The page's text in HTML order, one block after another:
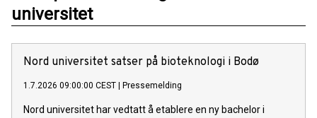
universitet
Nord universitet satser på bioteknologi i Bodø
1.7.2026 09:00:00 CEST Pressemelding
Nord universitet har vedtatt å etablere en ny bachelor i